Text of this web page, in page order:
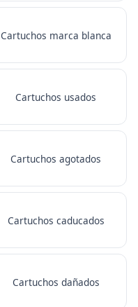
Cartuchos marca blanca
Cartuchos usados
Cartuchos agotados
Cartuchos caducados
Cartuchos dañados